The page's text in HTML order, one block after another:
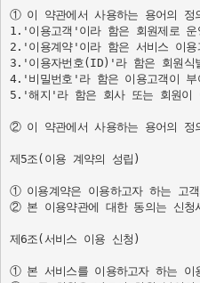
① 이 약관에서 사용하는 용어의 정
1.'이용고객'이라 함은 회원제로 운
2.'이용계약'이라 함은 서비스 이용
3.'이용자번호(ID)'라 함은 회원식
4.'비밀번호'라 함은 이용고객이 부
5.'해지'라 함은 회사 또는 회원이
② 이 약관에서 사용하는 용어의 정
제5조(이용 계약의 성립)
① 이용계약은 이용하고자 하는 고
② 본 이용약관에 대한 동의는 신청
제6조(서비스 이용 신청)
① 본 서비스를 이용하고자 하는 이